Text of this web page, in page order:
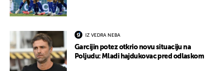
IZ VEDRA NEBA
Garcijin potez otkrio novu situaciju na
Poljudu: Mladi hajdukovac pred odlaskom